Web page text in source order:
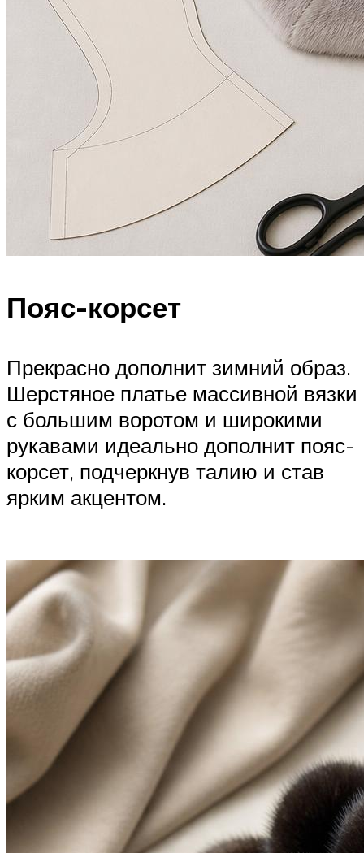
Пояс-корсет
Прекрасно дополнит зимний образ.
Шерстяное платье массивной вязки
с большим воротом и широкими
рукавами идеально дополнит пояс-
корсет, подчеркнув талию и став
ярким акцентом.